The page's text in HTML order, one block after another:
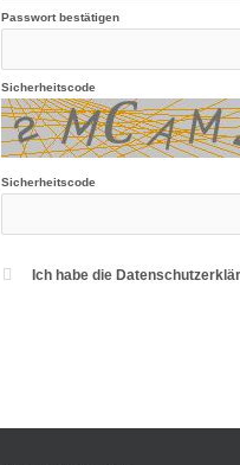
Passwort bestätigen
Sicherheitscode
Sicherheitscode
Ich habe die